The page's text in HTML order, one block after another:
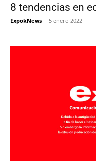
8 tendencias en
ExpokNews - 5 enero 2022